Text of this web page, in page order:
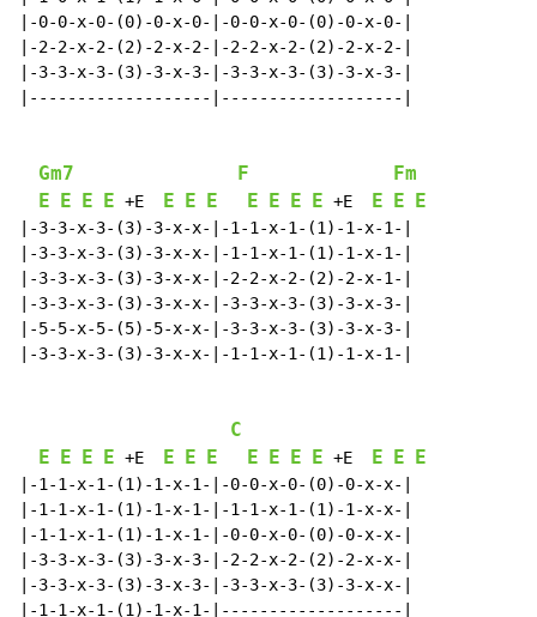
|-0-0-x-0-(0)-0-x-0-|-0-0-x-0-(0)-0-x-0-|
|-2-2-x-2-(2)-2-x-2-|-2-2-x-2-(2)-2-x-2-|
|-3-3-x-3-(3)-3-x-3-|-3-3-x-3-(3)-3-x-3-|
|-------------------|-------------------|
Gm7 F
Fm
E
E E E +E E E E E E E E +E E E E
|-3-3-x-3-(3)-3-x-x-|-1-1-x-1-(1)-1-x-1-|
|-3-3-x-3-(3)-3-x-x-|-1-1-x-1-(1)-1-x-1-|
|-3-3-x-3-(3)-3-x-x-|-2-2-x-2-(2)-2-x-1-|
|-3-3-x-3-(3)-3-x-x-|-3-3-x-3-(3)-3-x-3-|
|-5-5-x-5-(5)-5-x-x-|-3-3-x-3-(3)-3-x-3-|
|-3-3-x-3-(3)-3-x-x-|-1-1-x-1-(1)-1-x-1-|
C
E
E E E +E E E E E E E E +E E E E
|-1-1-x-1-(1)-1-x-1-|-0-0-x-0-(0)-0-x-x-|
|-1-1-x-1-(1)-1-x-1-|-1-1-x-1-(1)-1-x-x-|
|-1-1-x-1-(1)-1-x-1-|-0-0-x-0-(0)-0-x-x-|
|-3-3-x-3-(3)-3-x-3-|-2-2-x-2-(2)-2-x-x-|
|-3-3-x-3-(3)-3-x-3-|-3-3-x-3-(3)-3-x-x-|
|-1-1-x-1-(1)-1-x-1-|-------------------|